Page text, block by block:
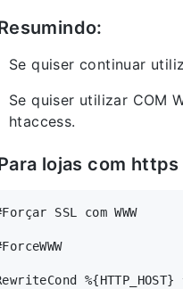
Se quiser continuar
Se quiser utilizar COM
htaccess.
lojas com https
SSL com WWW